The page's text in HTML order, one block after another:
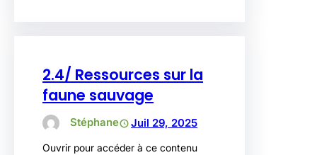
2.4/ Ressources sur la
faune sauvage
Stéphane Juil 29, 2025
Ouvrir pour accéder à ce contenu